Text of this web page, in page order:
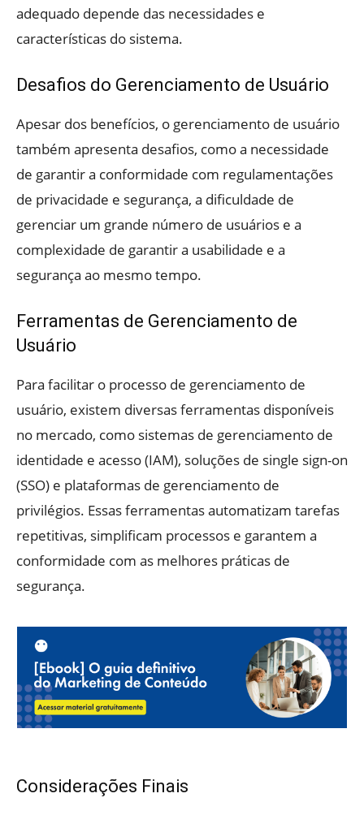
adequado depende das necessidades e
características do sistema.
Desafios do Gerenciamento de Usuário
Apesar dos benefícios, o gerenciamento de usuário
também apresenta desafios, como a necessidade
de garantir a conformidade com regulamentações
de privacidade e segurança, a dificuldade de
gerenciar um grande número de usuários e a
complexidade de garantir a usabilidade e a
segurança ao mesmo tempo.
Ferramentas de Gerenciamento de
Usuário
Para facilitar o processo de gerenciamento de
usuário, existem diversas ferramentas disponíveis
no mercado, como sistemas de gerenciamento de
identidade e acesso (IAM), soluções de single sign-on
(SSO) e plataformas de gerenciamento de
privilégios. Essas ferramentas automatizam tarefas
repetitivas, simplificam processos e garantem a
conformidade com as melhores práticas de
segurança.
Considerações Finais